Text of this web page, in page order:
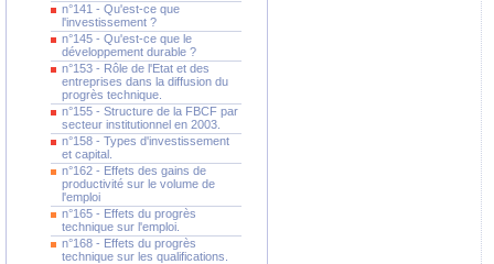
n°141 - Qu'est-ce que
l'investissement ?
n°145 - Qu'est-ce que le
développement durable ?
n°153 - Rôle de l'Etat et des
entreprises dans la diffusion du
progrès technique.
n°155 - Structure de la FBCF par
secteur institutionnel en 2003.
n°158 - Types d'investissement
et capital.
n°162 - Effets des gains de
productivité sur le volume de
l'emploi
n°165 - Effets du progrès
technique sur l'emploi.
n°168 - Effets du progrès
technique sur les qualifications.